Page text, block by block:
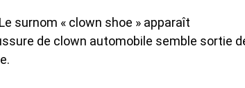
surnom « clown shoe » apparaît
de clown automobile semble sortie